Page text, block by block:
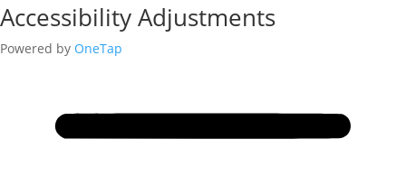
Accessibility Adjustments
Powered by OneTap